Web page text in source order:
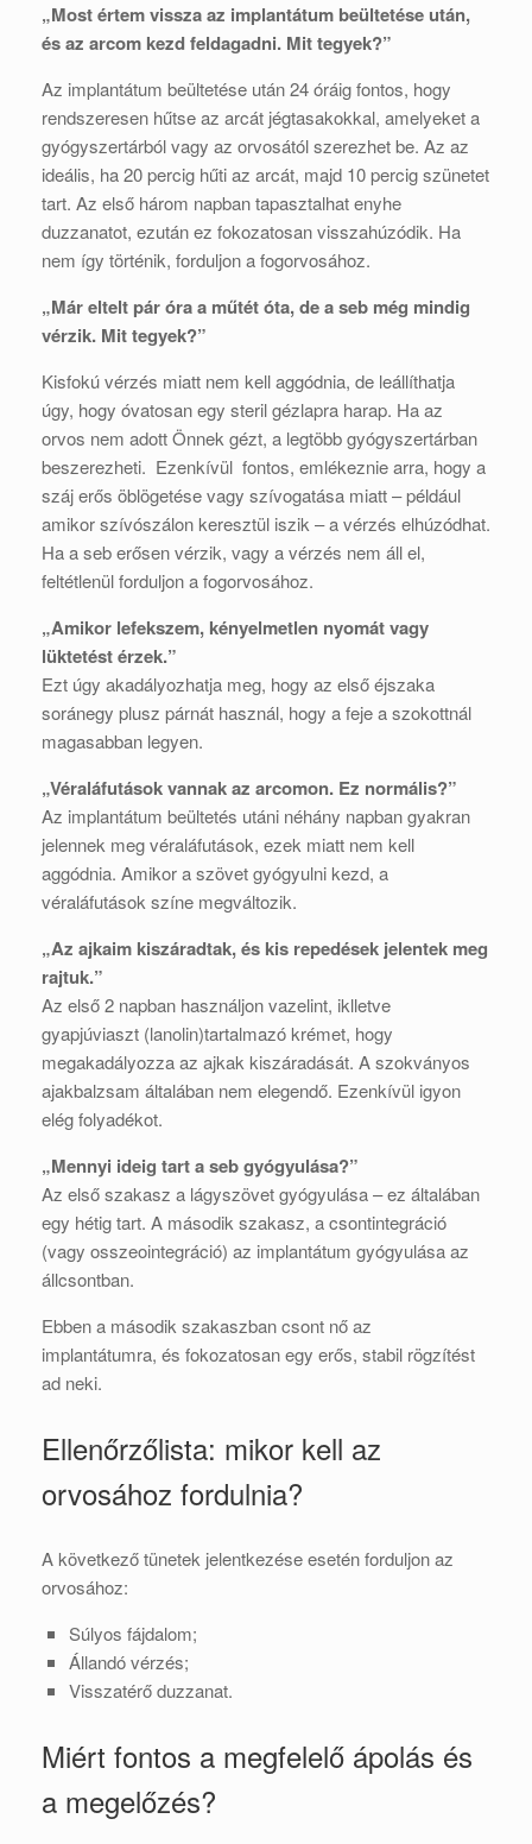
„Most értem vissza az implantátum beültetése után,
és az arcom kezd feldagadni. Mit tegyek?”
Az implantátum beültetése után 24 óráig fontos, hogy
rendszeresen hűtse az arcát jégtasakokkal, amelyeket a
gyógyszertárból vagy az orvosától szerezhet be. Az az
ideális, ha 20 percig hűti az arcát, majd 10 percig szünetet
tart. Az első három napban tapasztalhat enyhe
duzzanatot, ezután ez fokozatosan visszahúzódik. Ha
nem így történik, forduljon a fogorvosához.
„Már eltelt pár óra a műtét óta, de a seb még mindig
vérzik. Mit tegyek?”
Kisfokú vérzés miatt nem kell aggódnia, de leállíthatja
úgy, hogy óvatosan egy steril gézlapra harap. Ha az
orvos nem adott Önnek gézt, a legtöbb gyógyszertárban
beszerezheti. Ezenkívül fontos, emlékeznie arra, hogy a
száj erős öblögetése vagy szívogatása miatt – például
amikor szívószálon keresztül iszik – a vérzés elhúzódhat.
Ha a seb erősen vérzik, vagy a vérzés nem áll el,
feltétlenül forduljon a fogorvosához.
„Amikor lefekszem, kényelmetlen nyomát vagy
lüktetést érzek.”
Ezt úgy akadályozhatja meg, hogy az első éjszaka
soránegy plusz párnát használ, hogy a feje a szokottnál
magasabban legyen.
„Véraláfutások vannak az arcomon. Ez normális?”
Az implantátum beültetés utáni néhány napban gyakran
jelennek meg véraláfutások, ezek miatt nem kell
aggódnia. Amikor a szövet gyógyulni kezd, a
véraláfutások színe megváltozik.
„Az ajkaim kiszáradtak, és kis repedések jelentek meg
rajtuk.”
Az első 2 napban használjon vazelint, iklletve
gyapjúviaszt (lanolin)tartalmazó krémet, hogy
megakadályozza az ajkak kiszáradását. A szokványos
ajakbalzsam általában nem elegendő. Ezenkívül igyon
elég folyadékot.
„Mennyi ideig tart a seb gyógyulása?”
Az első szakasz a lágyszövet gyógyulása – ez általában
egy hétig tart. A második szakasz, a csontintegráció
(vagy osszeointegráció) az implantátum gyógyulása az
állcsontban.
Ebben a második szakaszban csont nő az
implantátumra, és fokozatosan egy erős, stabil rögzítést
ad neki.
Ellenőrzőlista: mikor kell az
orvosához fordulnia?
A következő tünetek jelentkezése esetén forduljon az
orvosához:
Súlyos fájdalom;
Állandó vérzés;
Visszatérő duzzanat.
Miért fontos a megfelelő ápolás és
a megelőzés?